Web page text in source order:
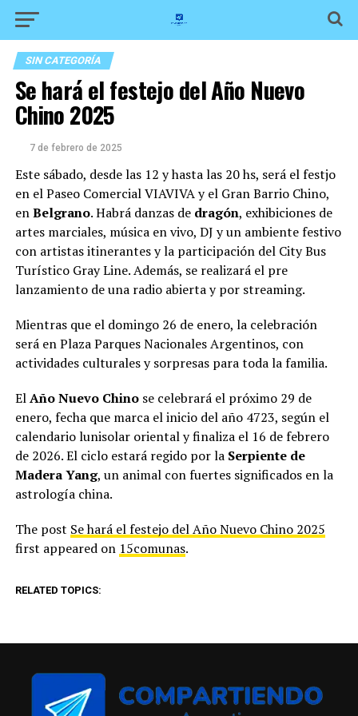
SIN CATEGORÍA
Se hará el festejo del Año Nuevo
Chino 2025
7 de febrero de 2025
Este sábado, desde las 12 y hasta las 20 hs, será el festjo
en el Paseo Comercial VIAVIVA y el Gran Barrio Chino,
enBelgrano. Habrá danzas de dragón, exhibiciones de
artes marciales, música en vivo, DJ y un ambiente festivo
con artistas itinerantes y la participación del City Bus
Turístico Gray Line. Además, se realizará el pre
lanzamiento de una radio abierta y por streaming.
Mientras que el domingo 26 de enero, la celebración
será en Plaza Parques Nacionales Argentinos, con
actividades culturales y sorpresas para toda la familia.
ElAño Nuevo Chinose celebrará el próximo 29 de
enero, fecha que marca el inicio del año 4723, según el
calendario lunisolar oriental y finaliza el 16 de febrero
de 2026. El ciclo estará regido por la Serpiente de
Madera Yang, un animal con fuertes significados en la
astrología china.
The post Se hará el festejo del Año Nuevo Chino 2025
first appeared on 15comunas.
RELATED TOPICS: